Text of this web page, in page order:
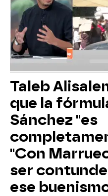
Taleb
que la
Sánchez "es
"Con
ser
ese